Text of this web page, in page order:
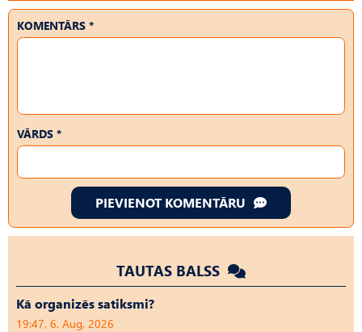
KOMENTĀRS *
VĀRDS *
PIEVIENOT KOMENTĀRU
TAUTAS BALSS
Kā organizēs satiksmi?
19:47, 6. Aug, 2026